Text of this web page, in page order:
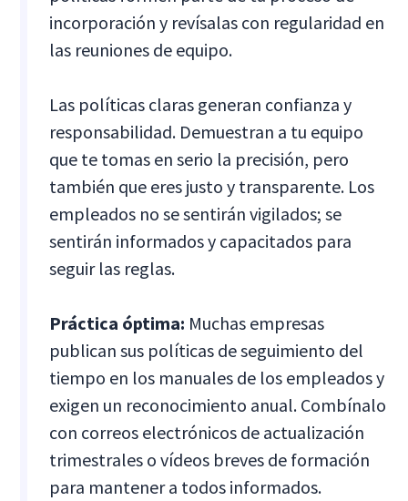
incorporación y revísalas con regularidad en
las reuniones de equipo.
Las políticas claras generan confianza y
responsabilidad. Demuestran a tu equipo
que te tomas en serio la precisión, pero
también que eres justo y transparente. Los
empleados no se sentirán vigilados; se
sentirán informados y capacitados para
seguir las reglas.
Práctica óptima: Muchas empresas
publican sus políticas de seguimiento del
tiempo en los manuales de los empleados y
exigen un reconocimiento anual. Combínalo
con correos electrónicos de actualización
trimestrales o vídeos breves de formación
para mantener a todos informados.